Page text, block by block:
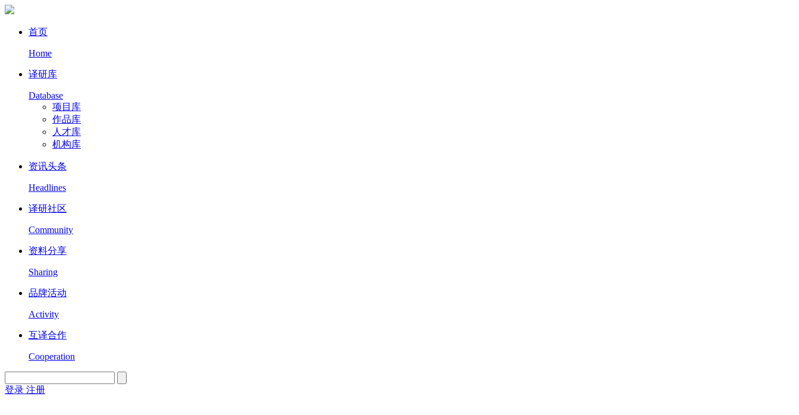
首页
Home
译研库
Database
项目库
作品库
人才库
机构库
资讯头条
Headlines
译研社区
Community
资料分享
Sharing
品牌活动
Activity
互译合作
Cooperation
登录 注册